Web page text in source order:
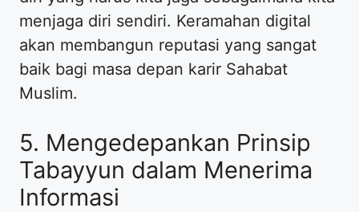
menjaga diri sendiri. Keramahan digital
akan membangun reputasi yang sangat
baik bagi masa depan karir Sahabat
Muslim.
5. Mengedepankan Prinsip
Tabayyun dalam Menerima
Informasi